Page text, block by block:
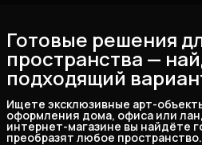
Готовые решения
пространства —
подходящий
Ищете эксклюзивные арт-
оформления дома, офиса или
интернет-магазине вы найдёте
преобразят любое пространство.